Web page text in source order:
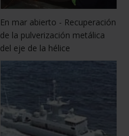
En mar abierto - Recuperación
de la pulverización metálica
del eje de la hélice